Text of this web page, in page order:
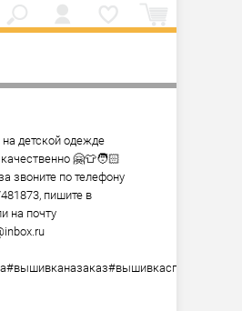
детской одежде
🤗👕🧑🏻
звоните по телефону
пишите в
на почту